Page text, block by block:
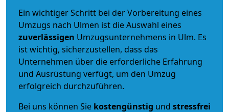
Ein wichtiger Schritt bei der Vorbereitung eines
Umzugs nach Ulmen ist die Auswahl eines
zuverlässigen Umzugsunternehmens in Ulm. Es
ist wichtig, sicherzustellen, dass das
Unternehmen über die erforderliche Erfahrung
und Ausrüstung verfügt, um den Umzug
erfolgreich durchzuführen.
Bei uns können Sie kostengünstig und stressfrei